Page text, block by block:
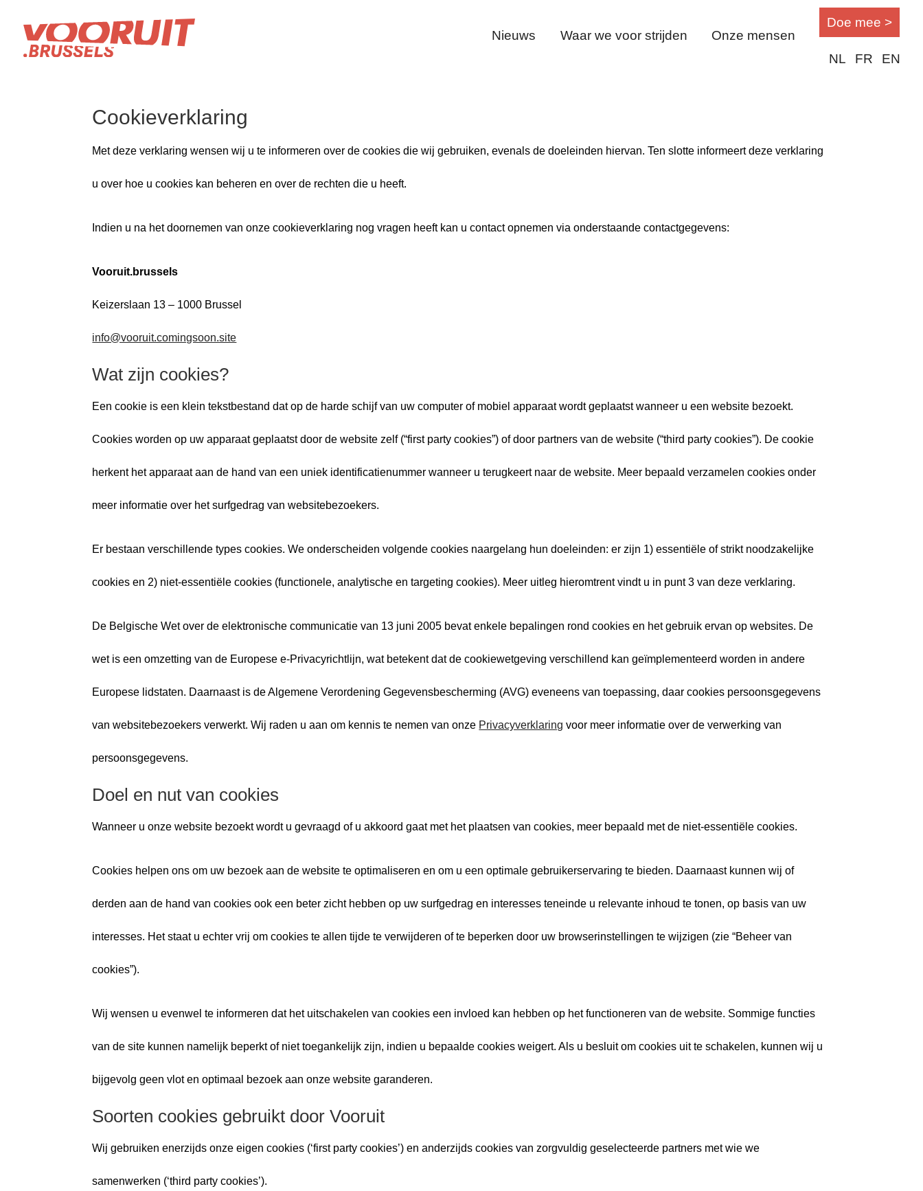
Nieuws Waar we voor strijden Onze mensen
Doe mee >
NL FR EN
Cookieverklaring
Met deze verklaring wensen wij u te informeren over de cookies die wij gebruiken, evenals de doeleinden hiervan. Ten slotte informeert deze verklaring
u over hoe u cookies kan beheren en over de rechten die u heeft.
Indien u na het doornemen van onze cookieverklaring nog vragen heeft kan u contact opnemen via onderstaande contactgegevens:
Vooruit.brussels
Keizerslaan 13 – 1000 Brussel
info@vooruit.comingsoon.site
Wat zijn cookies?
Een cookie is een klein tekstbestand dat op de harde schijf van uw computer of mobiel apparaat wordt geplaatst wanneer u een website bezoekt.
Cookies worden op uw apparaat geplaatst door de website zelf (“first party cookies”) of door partners van de website (“third party cookies”). De cookie
herkent het apparaat aan de hand van een uniek identificatienummer wanneer u terugkeert naar de website. Meer bepaald verzamelen cookies onder
meer informatie over het surfgedrag van websitebezoekers.
Er bestaan verschillende types cookies. We onderscheiden volgende cookies naargelang hun doeleinden: er zijn 1) essentiële of strikt noodzakelijke
cookies en 2) niet-essentiële cookies (functionele, analytische en targeting cookies). Meer uitleg hieromtrent vindt u in punt 3 van deze verklaring.
De Belgische Wet over de elektronische communicatie van 13 juni 2005 bevat enkele bepalingen rond cookies en het gebruik ervan op websites. De
wet is een omzetting van de Europese e-Privacyrichtlijn, wat betekent dat de cookiewetgeving verschillend kan geïmplementeerd worden in andere
Europese lidstaten. Daarnaast is de Algemene Verordening Gegevensbescherming (AVG) eveneens van toepassing, daar cookies persoonsgegevens
van websitebezoekers verwerkt. Wij raden u aan om kennis te nemen van onze Privacyverklaring voor meer informatie over de verwerking van
persoonsgegevens.
Doel en nut van cookies
Wanneer u onze website bezoekt wordt u gevraagd of u akkoord gaat met het plaatsen van cookies, meer bepaald met de niet-essentiële cookies.
Cookies helpen ons om uw bezoek aan de website te optimaliseren en om u een optimale gebruikerservaring te bieden. Daarnaast kunnen wij of
derden aan de hand van cookies ook een beter zicht hebben op uw surfgedrag en interesses teneinde u relevante inhoud te tonen, op basis van uw
interesses. Het staat u echter vrij om cookies te allen tijde te verwijderen of te beperken door uw browserinstellingen te wijzigen (zie “Beheer van
cookies”).
Wij wensen u evenwel te informeren dat het uitschakelen van cookies een invloed kan hebben op het functioneren van de website. Sommige functies
van de site kunnen namelijk beperkt of niet toegankelijk zijn, indien u bepaalde cookies weigert. Als u besluit om cookies uit te schakelen, kunnen wij u
bijgevolg geen vlot en optimaal bezoek aan onze website garanderen.
Soorten cookies gebruikt door Vooruit
Wij gebruiken enerzijds onze eigen cookies (‘first party cookies’) en anderzijds cookies van zorgvuldig geselecteerde partners met wie we
samenwerken (‘third party cookies’).